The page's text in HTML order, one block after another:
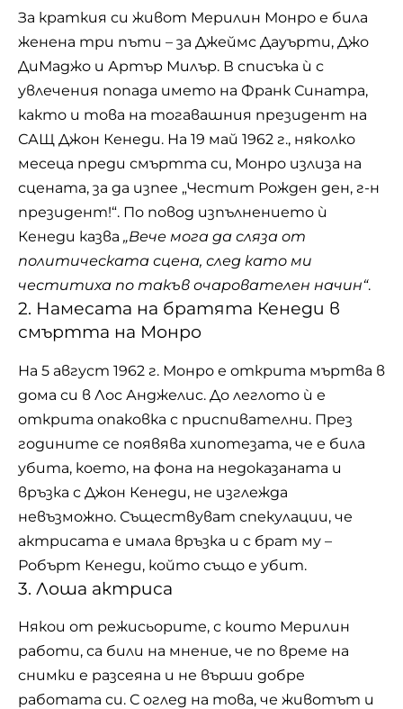
За краткия си живот Мерилин Монро е била
женена три пъти – за Джеймс Дауърти, Джо
ДиМаджо и Артър Милър. В списъка ѝ с
увлечения попада името на Франк Синатра,
както и това на тогавашния президент на
САЩ Джон Кенеди. На 19 май 1962 г., няколко
месеца преди смъртта си, Монро излиза на
сцената, за да изпее „Честит Рожден ден, г-н
президент!“. По повод изпълнението ѝ
Кенеди казва „Вече мога да сляза от
политическата сцена, след като ми
честитиха по такъв очарователен начин“.
2. Намесата на братята Кенеди в
смъртта на Монро
На 5 август 1962 г. Монро е открита мъртва в
дома си в Лос Анджелис. До леглото ѝ е
открита опаковка с приспивателни. През
годините се появява хипотезата, че е била
убита, което, на фона на недоказаната и
връзка с Джон Кенеди, не изглежда
невъзможно. Съществуват спекулации, че
актрисата е имала връзка и с брат му –
Робърт Кенеди, който също е убит.
3. Лоша актриса
Някои от режисьорите, с които Мерилин
работи, са били на мнение, че по време на
снимки е разсеяна и не върши добре
работата си. С оглед на това, че животът и